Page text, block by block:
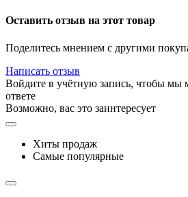
Оставить отзыв на этот товар
Поделитесь мнением с другими
Написать отзыв
Войдите в учётную запись, чтобы мы
ответе
Возможно, вас это заинтересует
Хиты продаж
Самые популярные